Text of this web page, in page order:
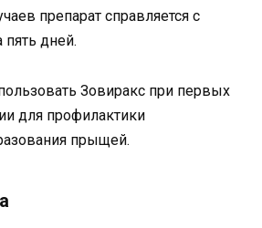
препарат справляется с
пять дней.
Зовиракс при первых
для профилактики
прыщей.